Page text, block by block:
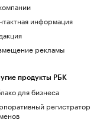
информация
рекламы
продукты РБК
для бизнеса
регистратор